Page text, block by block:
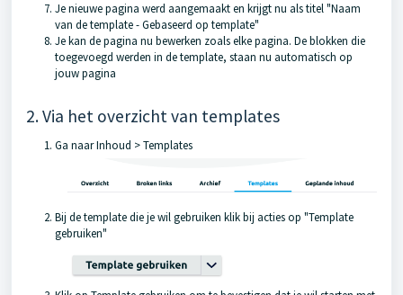
Je nieuwe pagina werd aangemaakt en krijgt nu als titel "Naam
van de template - Gebaseerd op template"
Je kan de pagina nu bewerken zoals elke pagina. De blokken die
toegevoegd werden in de template, staan nu automatisch op
jouw pagina
2. Via het overzicht van templates
Ga naar Inhoud > Templates
Bij de template die je wil gebruiken klik bij acties op "Template
gebruiken"